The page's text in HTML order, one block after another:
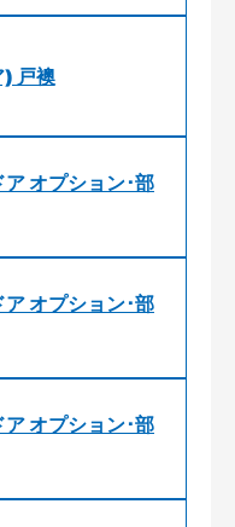
戸襖
オプション･部
オプション･部
オプション･部